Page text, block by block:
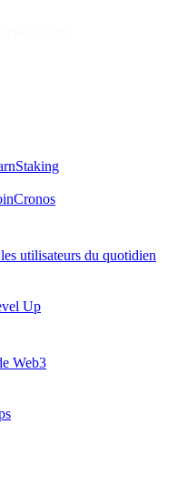
Staking
Cronos
utilisateurs du quotidien
Up
Web3